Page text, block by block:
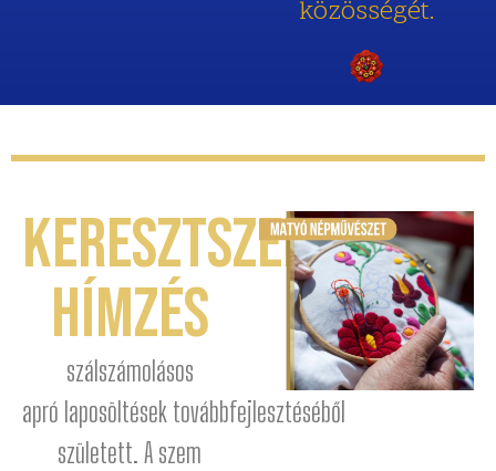
közösségét.
Keresztszemes
hímzés
szálszámolásos
apró laposöltések továbbfejlesztéséből
született. A szem